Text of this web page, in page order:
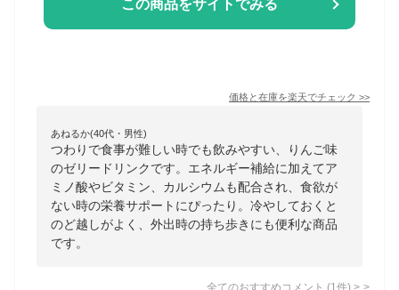
この商品をサイトでみる
価格と在庫を楽天でチェック >>
あねるか(40代・男性)
つわりで食事が難しい時でも飲みやすい、りんご味
のゼリードリンクです。エネルギー補給に加えてア
ミノ酸やビタミン、カルシウムも配合され、食欲が
ない時の栄養サポートにぴったり。冷やしておくと
のど越しがよく、外出時の持ち歩きにも便利な商品
です。
全てのおすすめコメント (1 件) >